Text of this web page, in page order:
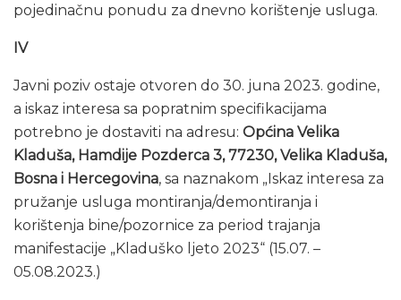
pojedinačnu ponudu za dnevno korištenje usluga.
IV
Javni poziv ostaje otvoren do 30. juna 2023. godine,
a iskaz interesa sa popratnim specifikacijama
potrebno je dostaviti na adresu: Općina Velika
Kladuša, Hamdije Pozderca 3, 77230, Velika Kladuša,
Bosna i Hercegovina, sa naznakom „Iskaz interesa za
pružanje usluga montiranja/demontiranja i
korištenja bine/pozornice za period trajanja
manifestacije „Kladuško ljeto 2023“ (15.07. –
05.08.2023.)